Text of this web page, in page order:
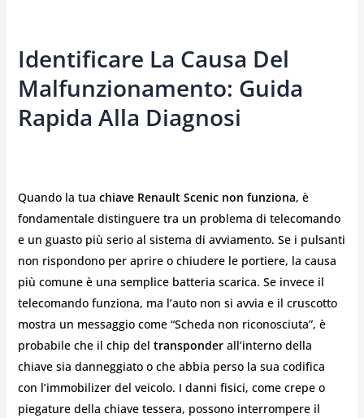
Identificare La Causa Del
Malfunzionamento: Guida
Rapida Alla Diagnosi
Quando la tua chiave Renault Scenic non funziona, è
fondamentale distinguere tra un problema di telecomando
e un guasto più serio al sistema di avviamento. Se i pulsanti
non rispondono per aprire o chiudere le portiere, la causa
più comune è una semplice batteria scarica. Se invece il
telecomando funziona, ma l’auto non si avvia e il cruscotto
mostra un messaggio come “Scheda non riconosciuta”, è
probabile che il chip del transponderall’interno della
chiave sia danneggiato o che abbia perso la sua codifica
con l’immobilizer del veicolo. I danni fisici, come crepe o
piegature della chiave tessera, possono interrompere il